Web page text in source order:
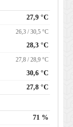
27,9 °C
26,3 / 30,5 °C
28,3 °C
27,8 / 28,9 °C
30,6 °C
27,8 °C
71 %